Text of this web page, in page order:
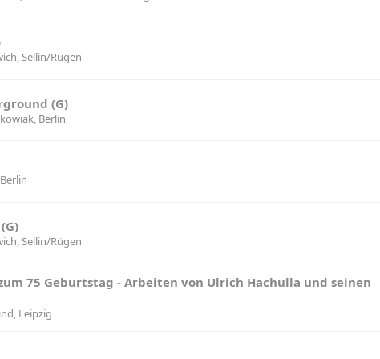
Sellin/Rügen
(G)
Berlin
Sellin/Rügen
75 Geburtstag - Arbeiten von Ulrich Hachulla und seinen
Leipzig